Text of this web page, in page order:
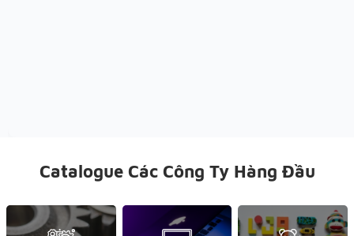
Catalogue Các Công Ty Hàng Đầu